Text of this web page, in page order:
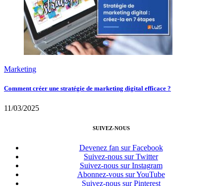
Marketing
Comment créer une stratégie de marketing digital efficace ?
11/03/2025
SUIVEZ-NOUS
Devenez fan sur Facebook
Suivez-nous sur Twitter
Suivez-nous sur Instagram
Abonnez-vous sur YouTube
Suivez-nous sur Pinterest